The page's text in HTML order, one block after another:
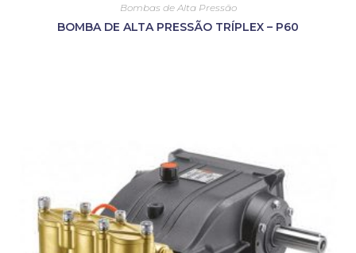
Bombas de Alta Pressão
BOMBA DE ALTA PRESSÃO TRÍPLEX – P60